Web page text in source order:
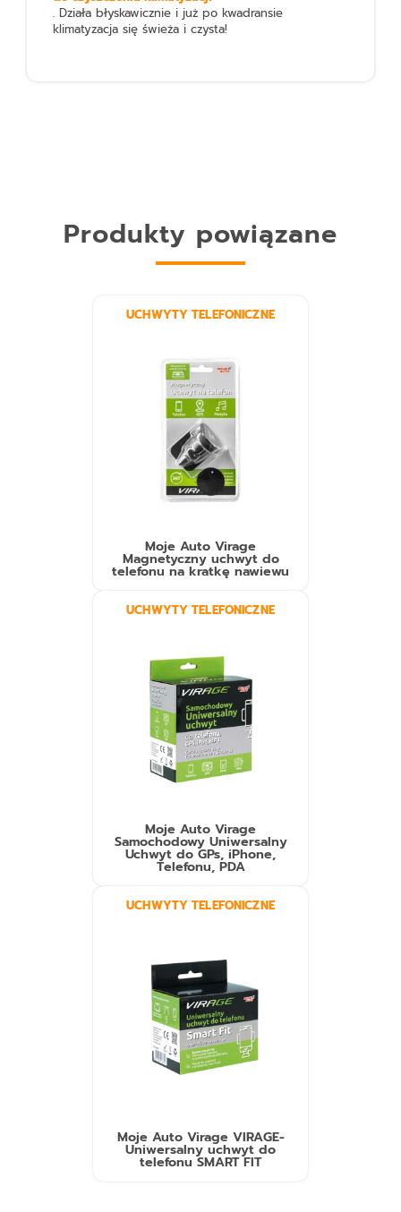
. Działa błyskawicznie i już po kwadransie
klimatyzacja się świeża i czysta!
Produkty powiązane
UCHWYTY TELEFONICZNE
Moje Auto Virage
Magnetyczny uchwyt do
telefonu na kratkę nawiewu
UCHWYTY TELEFONICZNE
Moje Auto Virage
Samochodowy Uniwersalny
Uchwyt do GPs, iPhone,
Telefonu, PDA
UCHWYTY TELEFONICZNE
Moje Auto Virage VIRAGE-
Uniwersalny uchwyt do
telefonu SMART FIT